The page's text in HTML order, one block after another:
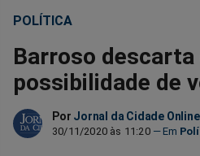
Compartilhar
no
Facebook
Compartilhar
no
Whatsapp
no
Twitter
POLÍTICA
Barroso descarta
possibilidade de
Por Jornal da Cidade Online
30/11/2020 às 11:20